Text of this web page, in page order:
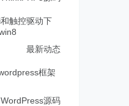
触控驱动下
最新动态
框架
WordPress源码